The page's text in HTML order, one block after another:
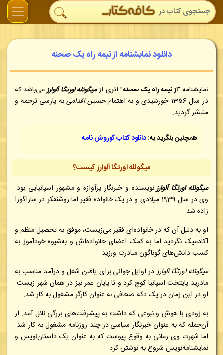
دانلود نمایشنامه از نیمه راه یک صحنه
نمایشنامه “از نیمه راه یک صحنه” اثری ازمیگوئله اورتگا آلوارزمی‌باشد که
در سال 1356 خورشیدی و به اهتمام
حسین اقدامیبه پارسی ترجمه و
منتشر گردید.
همچنین بنگرید به:دانلود کتاب کوروش نامه
میگوئله اورتگا آلوارز کیست؟
میگوئله اورتگا آلوارزنویسنده و خبرنگار پرآوازه و مشهور اسپانیایی بود.
وی در سال 1939 میلادی و در یک خانواده فقیر اما روشنفکر در ساراگوزا
زاده شد.
او به دلیل آن که در خانواده‌ای فقیر می‌زیست، موفق به تحصیل منظم و
آکادمیک نگردید اما به کمک اعضای خانواده‌اش و به‌شیوه خودآموز به
کسب دانش‌های گوناگون مبادرت ورزید.
میگوئله اورتگا آلوارزدر اوایل جوانی برای یافتن شغل و درآمد مناسب به
مادرید پایتخت اسپانیا کوچ کرد و تا پایان عمر نیز در همان شهر زیست.
او در این زمان در یک دکه صحافی به عنوان کارگر مشغول به کار شد.
به زودی با هوش و نبوغی که داشت به پیشرفت‌های بزرگی نائل آمد. از
آن‌جمله که به عنوان خبرنگار سیاسی در چند روزنامه مشغول به کار شد.
اما شهرت وی زمانی به وقوع پیوست که به عنوان یک داستان‌نویس و
نمایشنامه‌نویس شروع به نوشتن کرد.